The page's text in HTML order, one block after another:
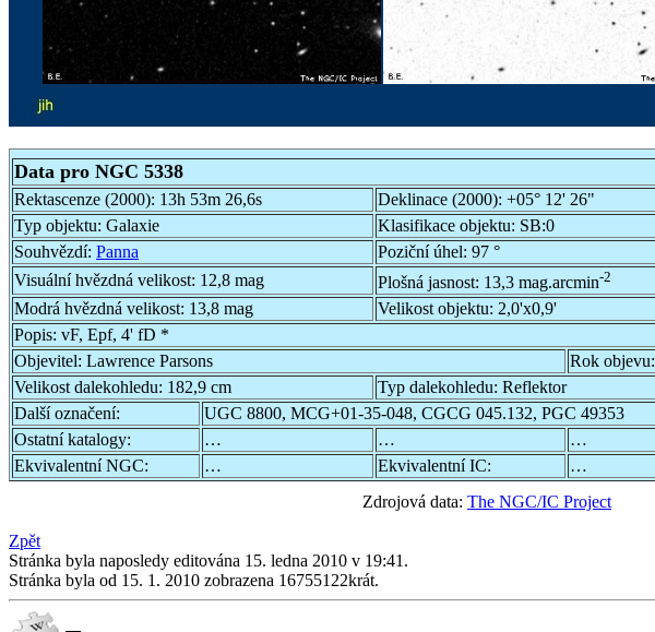
Data pro NGC 5338
Rektascenze (2000): 13h 53m 26,6s Deklinace (2000): +05° 12' 26"
Typ objektu: Galaxie Klasifikace objektu: SB:0
Souhvězdí: Panna Poziční úhel: 97 °
Visuální hvězdná velikost: 12,8 mag Plošná jasnost: 13,3 mag.arcmin-2
Modrá hvězdná velikost: 13,8 mag Velikost objektu: 2,0'x0,9'
Popis: vF, Epf, 4' fD *
Objevitel: Lawrence Parsons Rok objevu:
Velikost dalekohledu: 182,9 cm Typ dalekohledu: Reflektor
Další označení:
UGC 8800, MCG+01-35-048, CGCG 045.132, PGC 49353
Ostatní katalogy:
… …
…
Ekvivalentní NGC:
… Ekvivalentní IC:
…
Zdrojová data: The NGC/IC Project
Zpět
Stránka byla naposledy editována 15. ledna 2010 v 19:41.
Stránka byla od 15. 1. 2010 zobrazena 16755122krát.